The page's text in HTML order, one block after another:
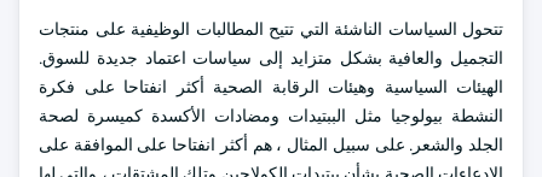
تتحول السياسات الناشئة التي تتيح المطالبات الوظيفية على منتجات
التجميل والعافية بشكل متزايد إلى سياسات اعتماد جديدة للسوق.
الهيئات السياسية وهيئات الرقابة الصحية أكثر انفتاحا على فكرة
النشطة بيولوجيا مثل الببتيدات ومضادات الأكسدة كميسرة لصحة
الجلد والشعر. على سبيل المثال ، هم أكثر انفتاحا على الموافقة على